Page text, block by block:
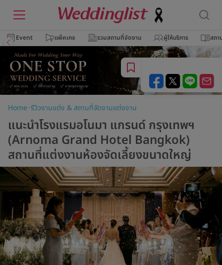
Event แพ็คเกจ รวมสถานที่จัดงาน ผู้ให้บริการ สถา
Home–รีวิวงานแต่ง & สถานที่จัดงานแต่งงาน
แนะนำโรงแรมอโนมา แกรนด์ กรุงเทพฯ
(Arnoma Grand Hotel Bangkok)
สถานที่แต่งงานห้องจัดเลี้ยงขนาดใหญ่